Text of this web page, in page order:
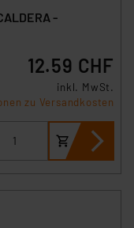
-
12.59 CHF
inkl. MwSt.
zu Versandkosten